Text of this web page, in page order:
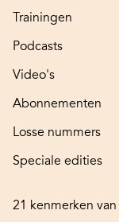
Trainingen
Podcasts
Video's
Abonnementen
Losse nummers
Speciale edities
21 kenmerken